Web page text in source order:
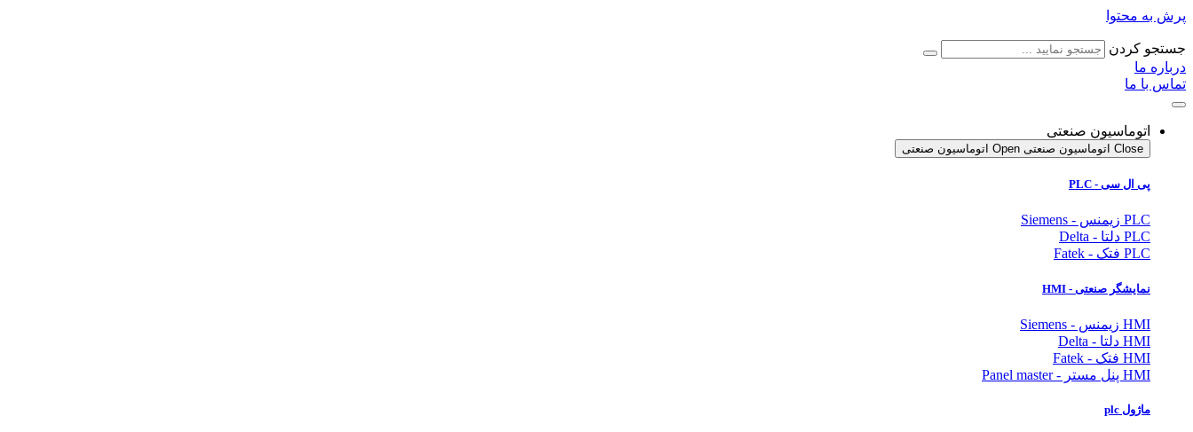
پرش به محتوا
جستجو کردن
درباره ما
تماس با ما
اتوماسیون صنعتی
Close اتوماسیون صنعتی Open اتوماسیون صنعتی
پی ال سی - PLC
PLC زیمنس - Siemens
PLC دلتا - Delta
PLC فتک - Fatek
نمایشگر صنعتی - HMI
HMI زیمنس - Siemens
HMI دلتا - Delta
HMI فتک - Fatek
HMI پنل مستر - Panel master
ماژول plc